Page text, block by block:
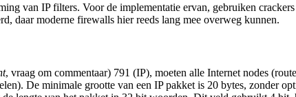
van IP filters. Voor de implementatie ervan, gebruiken
daar moderne firewalls hier reeds lang mee overweg kunnen.
, vraag om commentaar) 791 (IP), moeten alle Internet nodes
De minimale grootte van een IP pakket is 20 bytes, zonder